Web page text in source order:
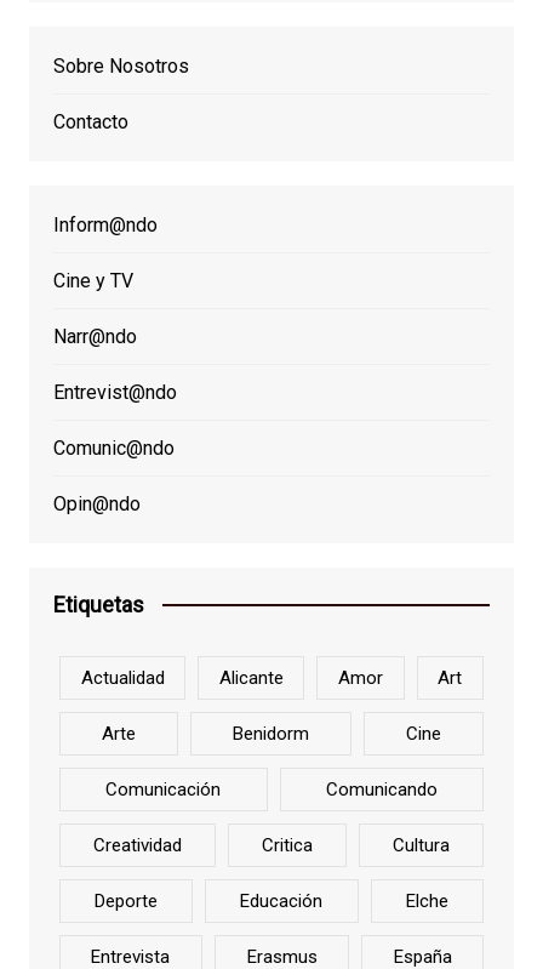
Sobre Nosotros
Contacto
Inform@ndo
Cine y TV
Narr@ndo
Entrevist@ndo
Comunic@ndo
Opin@ndo
Etiquetas
Actualidad Alicante Amor Art
Arte Benidorm Cine
Comunicación Comunicando
Creatividad Critica Cultura
Deporte Educación Elche
Entrevista Erasmus España